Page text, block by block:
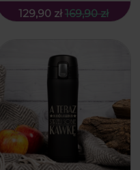
129,90 zł 169,90 zł